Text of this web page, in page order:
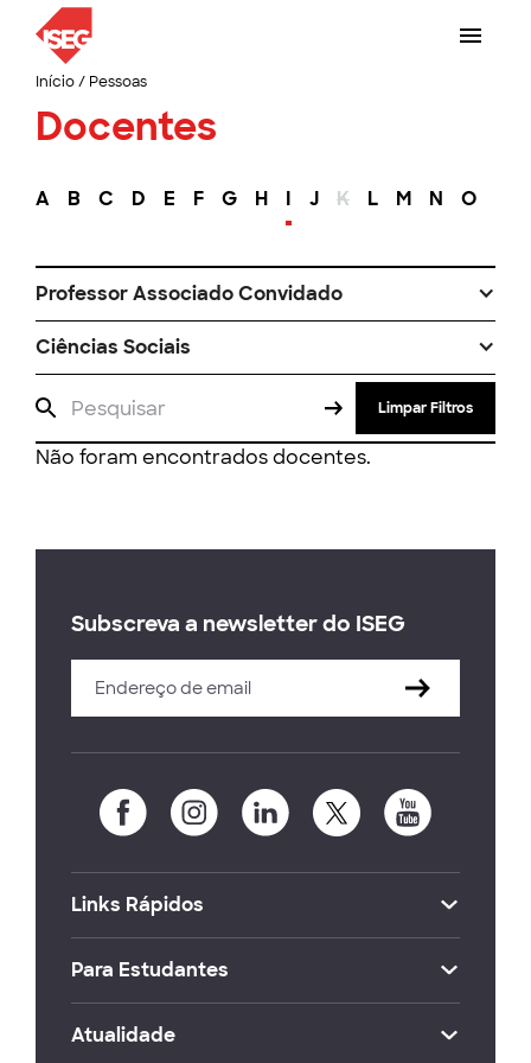
Início/ Pessoas
Docentes
A B C D E F G H I J K L M N O
Professor Associado Convidado
Ciências Sociais
Limpar Filtros
Não foram encontrados docentes.
Subscreva a newsletter do ISEG
Links Rápidos
Para Estudantes
Atualidade